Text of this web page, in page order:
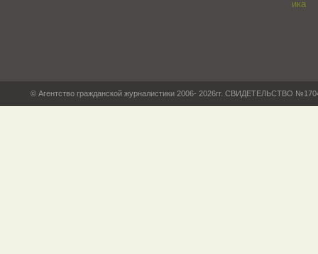
© Агентство гражданской журналистики 2006- 2026гг. СВИДЕТЕЛЬСТВО